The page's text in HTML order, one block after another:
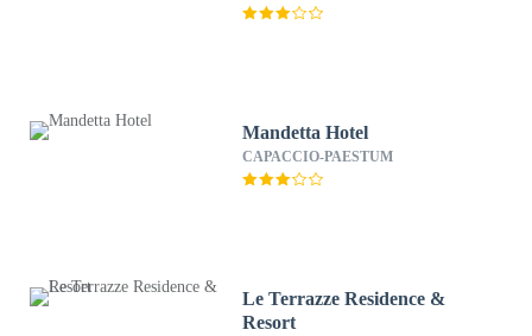
Mandetta Hotel
CAPACCIO-PAESTUM
Le Terrazze Residence &
Resort